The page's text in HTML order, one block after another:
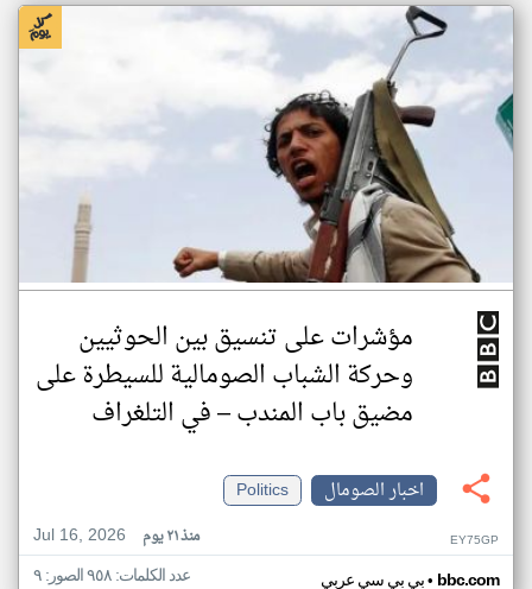
مؤشرات على تنسيق بين الحوثيين
وحركة الشباب الصومالية للسيطرة على
مضيق باب المندب – في التلغراف
اخبار الصومال
Politics
Jul 16, 2026
منذ ٢١ يوم EY75GP
بي بي سي عربي• bbc.com عدد الكلمات: ٩٥٨ الصور: ٩